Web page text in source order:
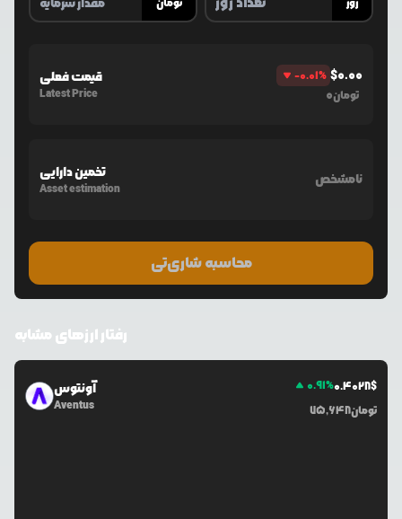
قیمت فعلی
Latest Price
-0.01% $0.00
0تومان
تخمین دارایی
Asset estimation
نامشخص
محاسبه شاری‌تی
رفتار ارزهای مشابه
آونتوس
Aventus
0.91%0.4028$
75,648تومان